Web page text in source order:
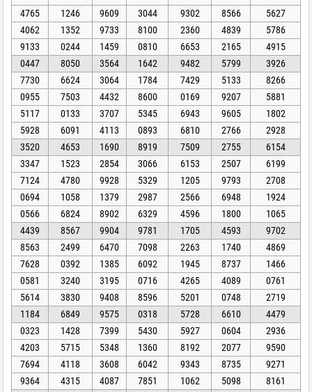
4765
1246 9609 3044 9302 8566
5627
4062
1352 9733 8100 2360 4839
5786
9133
0244 1459 0810 6653 2165
4915
0447
8050 3564 1642 9482 5799
3926
7730
6624 3064 1784 7429 5133
8266
0955
7503 4432 8600 0169 9207
5881
5117
0133 3707 5345 6943 9605
1802
5928
6091 4113 0893 6810 2766
2928
3520
4653 1690 8919 7509 2755
6154
3347
1523 2854 3066 6153 2507
6199
7124
4780 9928 5329 1205 9793
2708
0694
1058 1379 2987 2566 6948
1924
0566
6824 8902 6329 4596 1800
1065
4439
8567 9904 9781 1705 4593
9702
8563
2499 6470 7098 2263 1740
4869
7628
0392 1385 6092 1945 8737
1466
0581
3240 3195 0716 4265 4089
0761
5614
3830 9408 8596 5201 0748
2719
1184
6849 9575 0318 5728 6610
4479
0323
1428 7399 5430 5927 0604
2936
4203
5715 5348 1360 8192 2077
9590
7694
4118 3608 6042 9343 8735
9271
9364
4315 4087 7851 1062 5098
8161